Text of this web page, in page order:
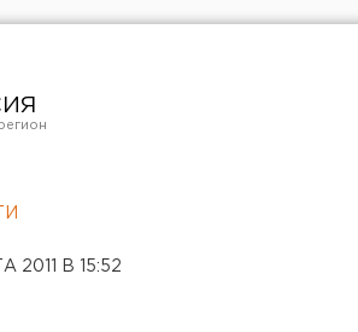
2011 В 15:52